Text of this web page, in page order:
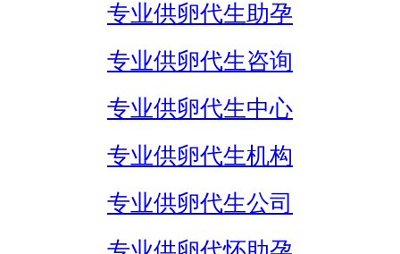
专业供卵代生助孕
专业供卵代生咨询
专业供卵代生中心
专业供卵代生机构
专业供卵代生公司